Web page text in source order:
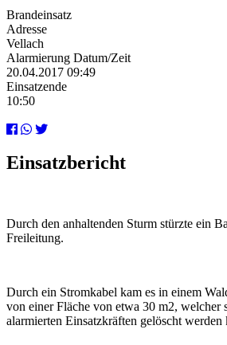
Brandeinsatz
Adresse
Vellach
Alarmierung Datum/Zeit
20.04.2017 09:49
Einsatzende
10:50
Einsatzbericht
Durch den anhaltenden Sturm stürzte ein
Freileitung.
Durch ein Stromkabel kam es in einem
von einer Fläche von etwa 30 m2, welcher
alarmierten Einsatzkräften gelöscht werden